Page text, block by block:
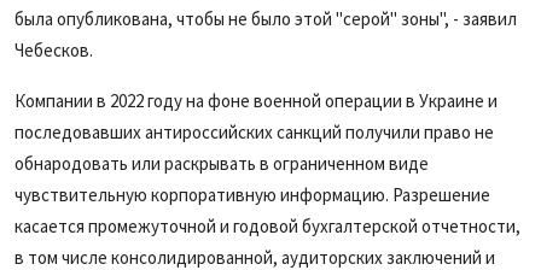
была опубликована, чтобы не было этой "серой" зоны", - заявил
Чебесков.
Компании в 2022 году на фоне военной операции в Украине и
последовавших антироссийских санкций получили право не
обнародовать или раскрывать в ограниченном виде
чувствительную корпоративную информацию. Разрешение
касается промежуточной и годовой бухгалтерской отчетности,
в том числе консолидированной, аудиторских заключений и